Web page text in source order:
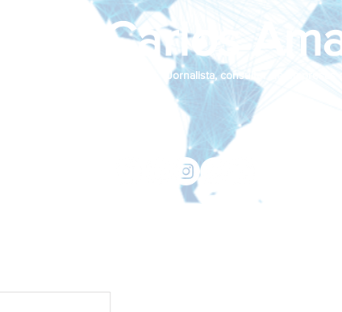
João Carlos
Jornalista, consultor de empresas